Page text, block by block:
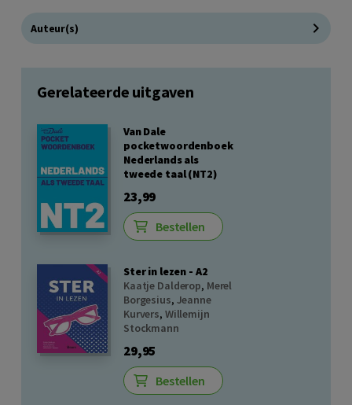
Auteur(s)
Gerelateerde uitgaven
Van Dale
pocketwoordenboek
Nederlands als
tweede taal (NT2)
23,99
Bestellen
Ster in lezen - A2
Kaatje Dalderop, Merel
Borgesius, Jeanne
Kurvers, Willemijn
Stockmann
29,95
Bestellen